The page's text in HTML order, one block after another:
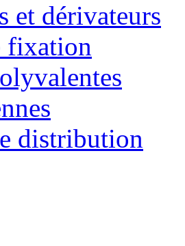
et dérivateurs
fixation
distribution